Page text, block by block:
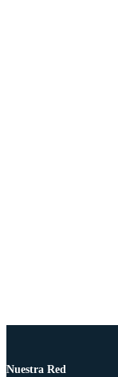
Nuestra Red